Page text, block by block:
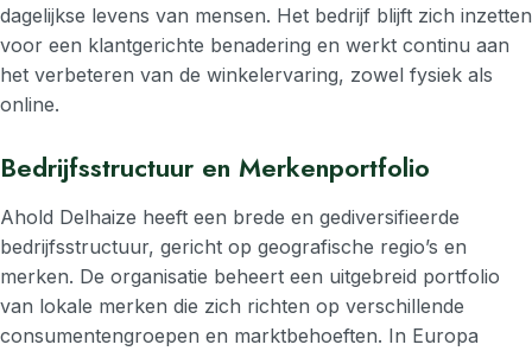
dagelijkse levens van mensen. Het bedrijf blijft zich inzetten
voor een klantgerichte benadering en werkt continu aan
het verbeteren van de winkelervaring, zowel fysiek als
online.
Bedrijfsstructuur en Merkenportfolio
Ahold Delhaize heeft een brede en gediversifieerde
bedrijfsstructuur, gericht op geografische regio’s en
merken. De organisatie beheert een uitgebreid portfolio
van lokale merken die zich richten op verschillende
consumentengroepen en marktbehoeften. In Europa